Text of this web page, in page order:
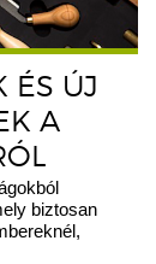
ÉS ÚJ
A
biztosan